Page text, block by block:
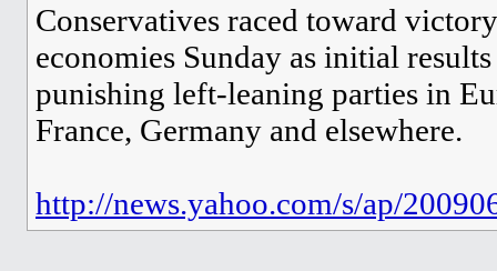
Conservatives raced toward
economies Sunday as initial
punishing left-leaning parties in
France, Germany and elsewhere.
http://news.yahoo.com/s/ap/